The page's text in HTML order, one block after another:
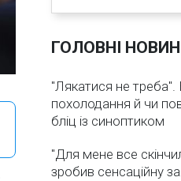
ГОЛОВНІ
"Лякатися не
похолодання й чи
бліц із синоптиком
"Для мене все
зробив сенсаційну